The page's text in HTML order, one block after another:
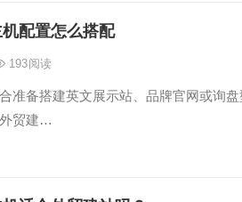
配置怎么搭配
193阅读
准备搭建英文展示站、品牌官网或询
贸建…